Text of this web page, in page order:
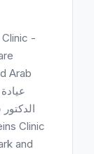
-
and